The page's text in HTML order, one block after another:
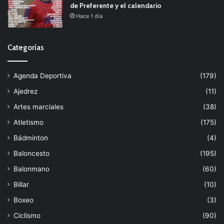
de Preferente y el calendario
Hace 1 día
Categorías
Agenda Deportiva
(179)
Ajedrez
(11)
Artes marciales
(38)
Atletismo
(175)
Bádminton
(4)
Baloncesto
(195)
Balonmano
(60)
Billar
(10)
Boxeo
(3)
Ciclismo
(90)